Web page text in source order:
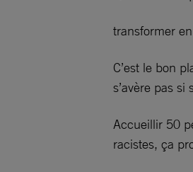
transformer
C’est le bon
s’avère pas si
Accueillir 50
racistes, ça